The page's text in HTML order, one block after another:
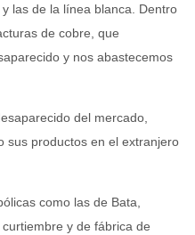
las de la línea blanca. Dentro
de cobre, que
y nos abastecemos
del mercado,
sus productos en el extranjero
como las de Bata,
y de fábrica de